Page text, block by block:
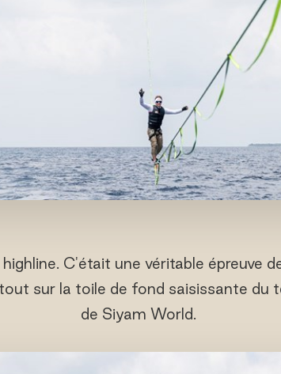
C'était une véritable épreuve
sur la toile de fond saisissante du
de Siyam World.